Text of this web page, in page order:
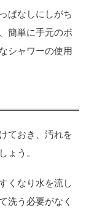
ぱなしにしがち
簡単に手元のボ
シャワーの使用
ておき、汚れを
ょう。
くなり水を流し
洗う必要がなく